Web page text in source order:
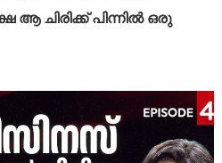
ആ ചിരിക്ക് പിന്നിൽ ഒരു